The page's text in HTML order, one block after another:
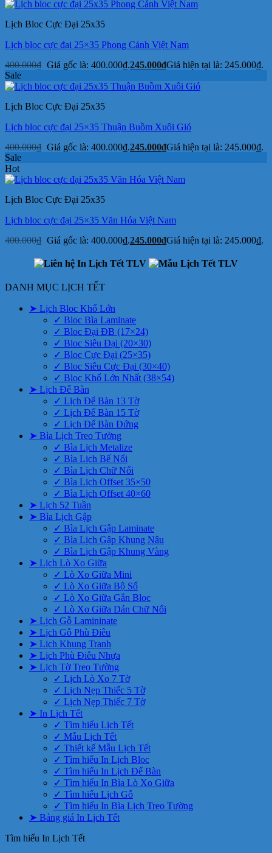
Lịch Bloc Cực Đại 25x35
Lịch bloc cực đại 25×35 Phong Cảnh Việt Nam
400.000₫ Giá gốc là: 400.000₫.245.000₫Giá hiện tại là: 245.000₫.
Sale
Lịch Bloc Cực Đại 25x35
Lịch bloc cực đại 25×35 Thuận Buồm Xuôi Gió
400.000₫ Giá gốc là: 400.000₫.245.000₫Giá hiện tại là: 245.000₫.
Sale
Hot
Lịch Bloc Cực Đại 25x35
Lịch bloc cực đại 25×35 Văn Hóa Việt Nam
400.000₫ Giá gốc là: 400.000₫.245.000₫Giá hiện tại là: 245.000₫.
DANH MỤC LỊCH TẾT
➤ Lịch Bloc Khổ Lớn
✓ Bloc Bìa Laminate
✓ Bloc Đại ĐB (17×24)
✓ Bloc Siêu Đại (20×30)
✓ Bloc Cực Đại (25×35)
✓ Bloc Siêu Cực Đại (30×40)
✓ Bloc Khổ Lớn Nhất (38×54)
➤ Lịch Để Bàn
✓ Lịch Để Bàn 13 Tờ
✓ Lịch Để Bàn 15 Tờ
✓ Lịch Để Bàn Đứng
➤ Bìa Lịch Treo Tường
✓ Bìa Lịch Metalize
✓ Bìa Lịch Bế Nổi
✓ Bìa Lịch Chữ Nổi
✓ Bìa Lịch Offset 35×50
✓ Bìa Lịch Offset 40×60
➤ Lịch 52 Tuần
➤ Bìa Lịch Gập
✓ Bìa Lịch Gập Laminate
✓ Bìa Lịch Gập Khung Nâu
✓ Bìa Lịch Gập Khung Vàng
➤ Lịch Lò Xo Giữa
✓ Lò Xo Giữa Mini
✓ Lò Xo Giữa Bộ Số
✓ Lò Xo Giữa Gắn Bloc
✓ Lò Xo Giữa Dán Chữ Nổi
➤ Lịch Gỗ Lamininate
➤ Lịch Gỗ Phù Điêu
➤ Lịch Khung Tranh
➤ Lịch Phù Điêu Nhựa
➤ Lịch Tờ Treo Tường
✓ Lịch Lò Xo 7 Tờ
✓ Lịch Nẹp Thiếc 5 Tờ
✓ Lịch Nẹp Thiếc 7 Tờ
➤ In Lịch Tết
✓ Tìm hiểu Lịch Tết
✓ Mẫu Lịch Tết
✓ Thiết kế Mẫu Lịch Tết
✓ Tìm hiểu In Lịch Bloc
✓ Tìm hiểu In Lịch Để Bàn
✓ Tìm hiểu In Bìa Lò Xo Giữa
✓ Tìm hiểu Lịch Gỗ
✓ Tìm hiểu In Bìa Lịch Treo Tường
➤ Bảng giá In Lịch Tết
Tìm hiểu In Lịch Tết